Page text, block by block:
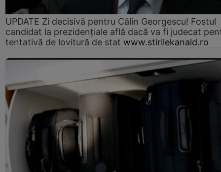
UPDATE Zi decisivă pentru Călin Georgescu! Fostul
candidat la prezidențiale află dacă va fi judecat
tentativă de lovitură de stat www.stirilekanald.ro